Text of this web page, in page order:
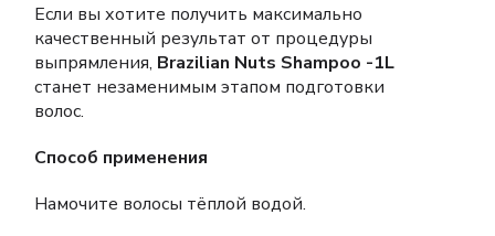
Если вы хотите получить максимально
качественный результат от процедуры
выпрямления, Brazilian Nuts Shampoo -1L
станет незаменимым этапом подготовки
волос.
Способ применения
Намочите волосы тёплой водой.